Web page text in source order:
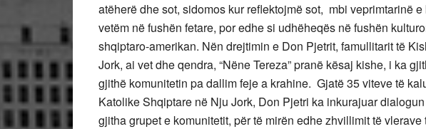
atëherë dhe sot, sidomos kur reflektojmë sot, mbi veprimtarinë
vetëm në fushën fetare, por edhe si udhëheqës në fushën
shqiptaro-amerikan. Nën drejtimin e Don Pjetrit, famullitarit të
Jork, ai vet dhe qendra, “Nëne Tereza” pranë kësaj kishe, i ka
gjithë komunitetin pa dallim feje a krahine. Gjatë 35 viteve të
Katolike Shqiptare në Nju Jork, Don Pjetri ka inkurajuar
gjitha grupet e komunitetit, për të mirën edhe zhvillimit të